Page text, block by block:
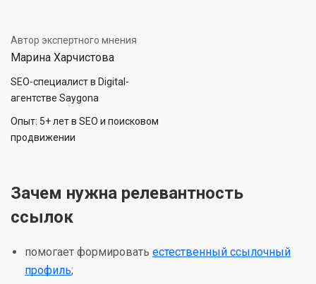
Автор экспертного мнения
Марина Харчистова
SEO-специалист в Digital-
агентстве Saygona
Опыт: 5+ лет в SEO и поисковом
продвижении
Зачем нужна релевантность
ссылок
помогает формировать естественный ссылочный
профиль;